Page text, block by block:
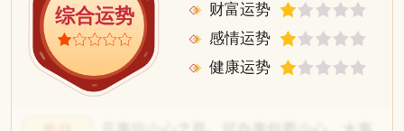
综合运势
财富运势
感情运势
健康运势